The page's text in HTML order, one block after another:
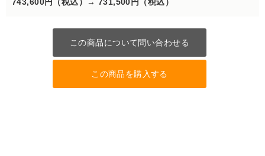
この商品について問い合わせる
この商品を購入する